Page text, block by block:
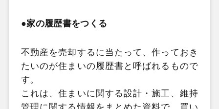
●家の履歴書をつくる
不動産を売却するに当たって、作っておき
たいのが住まいの履歴書と呼ばれるもので
す。
これは、住まいに関する設計・施工、維持